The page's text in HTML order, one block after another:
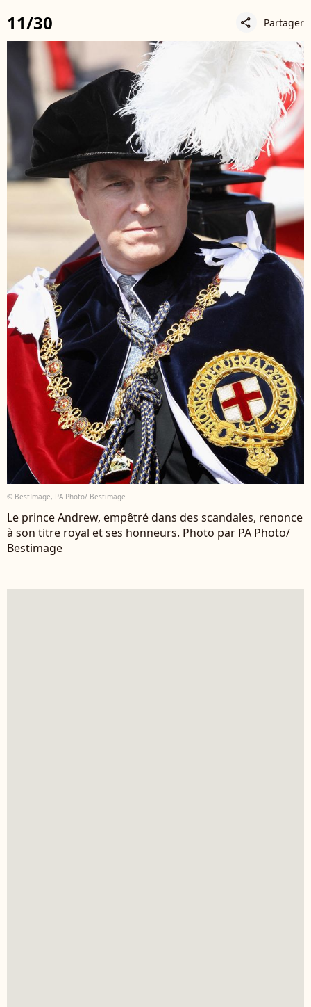
11/30 share Partager
© BestImage, PA Photo/ Bestimage
Le prince Andrew, empêtré dans des scandales, renonce
à son titre royal et ses honneurs. Photo par PA Photo/
Bestimage